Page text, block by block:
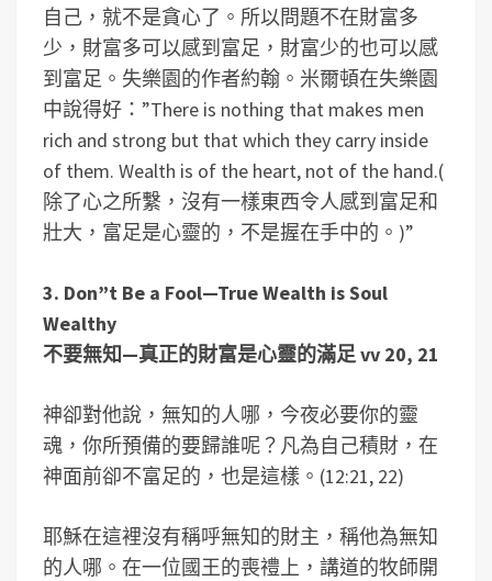
自己，就不是貪心了。所以問題不在財富多
少，財富多可以感到富足，財富少的也可以感
到富足。失樂園的作者約翰。米爾頓在失樂園
中說得好：”There is nothing that makes men
rich and strong but that which they carry inside
of them. Wealth is of the heart, not of the hand.(
除了心之所繫，沒有一樣東西令人感到富足和
壯大，富足是心靈的，不是握在手中的。)”
3. Don”t Be a Fool—True Wealth is Soul
Wealthy
不要無知—真正的財富是心靈的滿足 vv 20, 21
神卻對他說，無知的人哪，今夜必要你的靈
魂，你所預備的要歸誰呢？凡為自己積財，在
神面前卻不富足的，也是這樣。(12:21, 22)
耶穌在這裡沒有稱呼無知的財主，稱他為無知
的人哪。在一位國王的喪禮上，講道的牧師開